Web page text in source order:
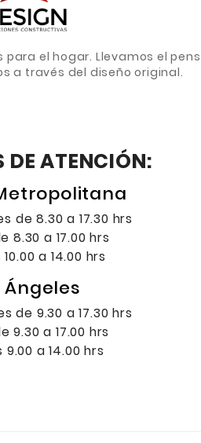
el hogar. Llevamos el
a través del diseño original.
DE ATENCIÓN:
de 8.30 a 17.30 hrs
8.30 a 17.00 hrs
a 14.00 hrs
Ángeles
de 9.30 a 17.30 hrs
9.30 a 17.00 hrs
a 14.00 hrs